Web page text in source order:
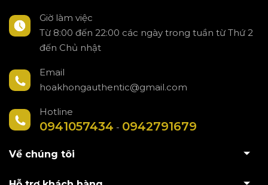
Giờ làm việc
Từ 8:00 đến 22:00 các ngày trong tuần từ Thứ 2
đến Chủ nhật
Email
hoakhongauthentic@gmail.com
Hotline
0941057434 - 0942791679
Về chúng tôi